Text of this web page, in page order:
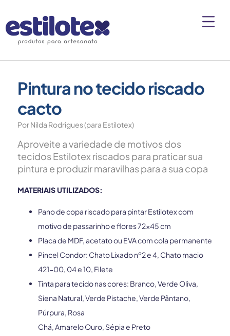
Pintura no tecido riscado
cacto
Por Nilda Rodrigues (para Estilotex)
Aproveite a variedade de motivos dos
tecidos Estilotex riscados para praticar sua
pintura e produzir maravilhas para a sua copa
MATERIAIS UTILIZADOS:
Pano de copa riscado para pintar Estilotex com
motivo de passarinho e flores 72×45 cm
Placa de MDF, acetato ou EVA com cola permanente
Pincel Condor: Chato Lixado nº2 e 4, Chato macio
421-00, 04 e 10, Filete
Tinta para tecido nas cores: Branco, Verde Oliva,
Siena Natural, Verde Pistache, Verde Pântano,
Púrpura, Rosa
Chá, Amarelo Ouro, Sépia e Preto